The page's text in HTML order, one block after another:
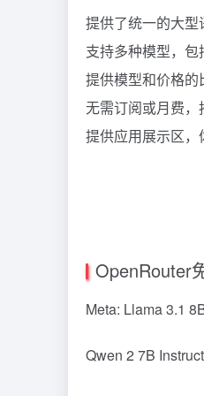
提供了统一的大型
支持多种模型，
提供模型和价格的
无需订阅或月费，
提供应用展示区
OpenRouter
Meta: Llama 3.1
Qwen 2 7B